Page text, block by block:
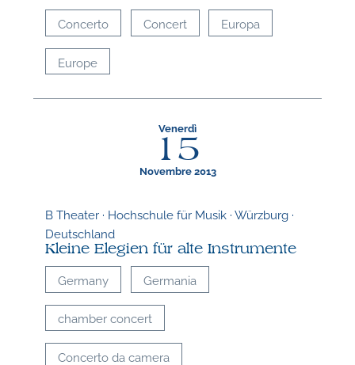
Concerto Concert Europa
Europe
Venerdì
15
Novembre 2013
B Theater · Hochschule für Musik · Würzburg ·
Deutschland
Kleine Elegien für alte Instrumente
Germany Germania
chamber concert
Concerto da camera